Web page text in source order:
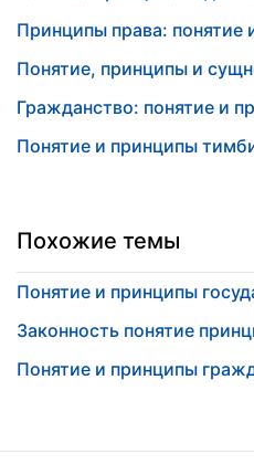
Принципы права: понятие
Понятие, принципы и
Гражданство: понятие и
Понятие и принципы
Похожие темы
Понятие и принципы
Законность понятие
Понятие и принципы